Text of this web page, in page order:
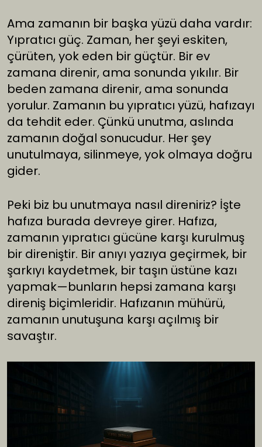
Ama zamanın bir başka yüzü daha vardır:
Yıpratıcı güç. Zaman, her şeyi eskiten,
çürüten, yok eden bir güçtür. Bir ev
zamana direnir, ama sonunda yıkılır. Bir
beden zamana direnir, ama sonunda
yorulur. Zamanın bu yıpratıcı yüzü, hafızayı
da tehdit eder. Çünkü unutma, aslında
zamanın doğal sonucudur. Her şey
unutulmaya, silinmeye, yok olmaya doğru
gider.
Peki biz bu unutmaya nasıl direniriz? İşte
hafıza burada devreye girer. Hafıza,
zamanın yıpratıcı gücüne karşı kurulmuş
bir direniştir. Bir anıyı yazıya geçirmek, bir
şarkıyı kaydetmek, bir taşın üstüne kazı
yapmak—bunların hepsi zamana karşı
direniş biçimleridir. Hafızanın mühürü,
zamanın unutuşuna karşı açılmış bir
savaştır.